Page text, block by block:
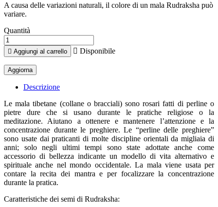
A causa delle variazioni naturali, il colore di un mala Rudraksha può
variare.
Quantità
 Aggiungi al carrello  Disponibile
Descrizione
Lemala tibetane (collane o bracciali) sono rosari fatti di perline o
pietre dure che si usano durante le pratiche religiose o la
meditazione. Aiutano a ottenere e mantenere l’attenzione e la
concentrazione durante le preghiere. Le “perline delle preghiere”
sono usate dai praticanti di molte discipline orientali da migliaia di
anni; solo negli ultimi tempi sono state adottate anche come
accessorio di bellezza indicante un modello di vita alternativo e
spirituale anche nel mondo occidentale. La mala viene usata per
contare la recita dei mantra e per focalizzare la concentrazione
durante la pratica.
Caratteristiche dei semi di Rudraksha: